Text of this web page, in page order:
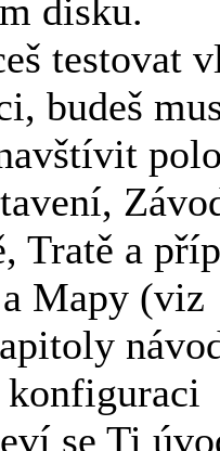
disku.
testovat
budeš
Tratě a
Mapy (viz
se Ti